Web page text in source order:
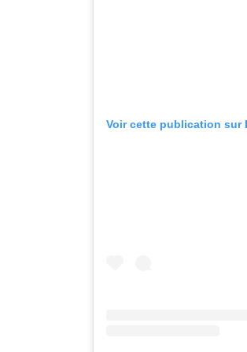
Voir cette publication sur